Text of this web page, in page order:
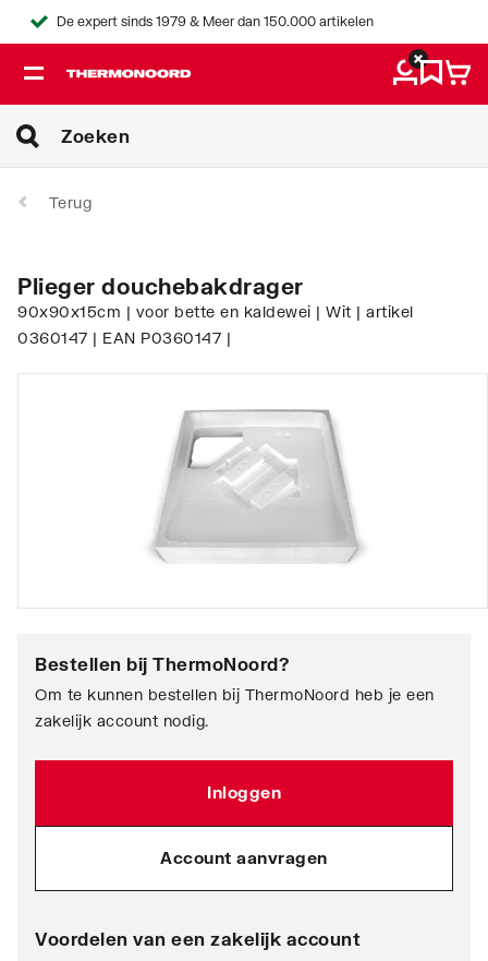
De expert sinds 1979 & Meer dan 150.000 artikelen
Terug
Plieger douchebakdrager
90x90x15cm | voor bette en kaldewei | Wit | artikel
0360147 | EAN P0360147 |
Bestellen bij ThermoNoord?
Om te kunnen bestellen bij ThermoNoord heb je een
zakelijk account nodig.
Inloggen
Account aanvragen
Voordelen van een zakelijk account